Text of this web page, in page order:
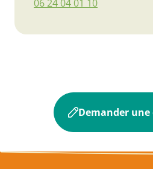
06 24 04 01 10
Demander